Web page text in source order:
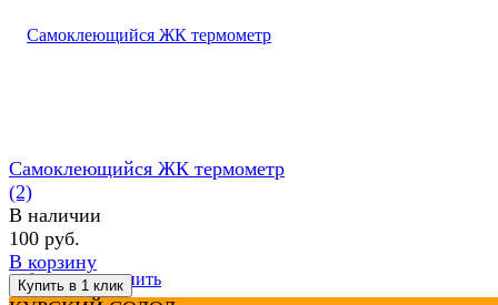
избранное сравнить
Самоклеющийся ЖК термометр
(2)
В наличии
100 руб.
В корзину